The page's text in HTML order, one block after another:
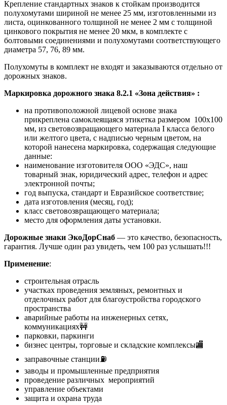
Крепление стандартных знаков к стойкам производится
полухомутами шириной не менее 25 мм, изготовленными из
листа, оцинкованного толщиной не менее 2 мм с толщиной
цинкового покрытия не менее 20 мкм, в комплекте с
болтовыми соединениями и полухомутами соответствующего
диаметра 57, 76, 89 мм.
Полухомуты в комплект не входят и заказываются отдельно от
дорожных знаков.
Маркировка дорожного знака 8.2.1 «Зона действия» :
на противоположной лицевой основе знака
прикреплена самоклеящаяся этикетка размером 100х100
мм, из световозвращающего материала I класса белого
или желтого цвета, с надписью черным цветом, на
которой нанесена маркировка, содержащая следующие
данные:
наименование изготовителя ООО «ЭДС», наш
товарный знак, юридический адрес, телефон и адрес
электронной почты;
год выпуска, стандарт и Евразийское соответствие;
дата изготовления (месяц, год);
класс световозвращающего материала;
место для оформления даты установки.
Дорожные знаки ЭкоДорСнаб — это качество, безопасность,
гарантия. Лучше один раз увидеть, чем 100 раз услышать!!!
Применение:
строительная отрасль
участках проведения земляных, ремонтных и
отделочных работ для благоустройства городского
пространства
аварийные работы на инженерных сетях,
коммуникациях🚧
парковки, паркинги
бизнес центры, торговые и складские комплексы🏬
заправочные станции⛽
заводы и промышленные предприятия
проведение различных мероприятий
управление объектами
защита и охрана труда